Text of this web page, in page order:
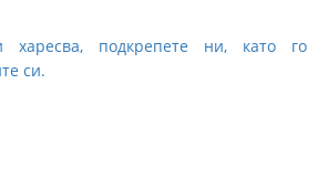
харесва, подкрепете ни, като го
си.